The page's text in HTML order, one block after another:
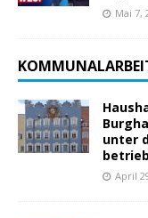
Mai 7,
unter
April